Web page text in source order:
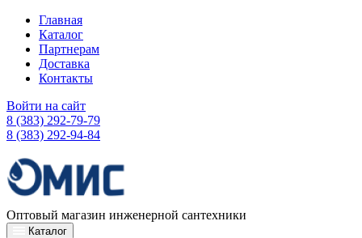
Главная
Каталог
Партнерам
Доставка
Контакты
Войти на сайт
8 (383) 292-79-79
8 (383) 292-94-84
Оптовый магазин инженерной сантехники
Каталог